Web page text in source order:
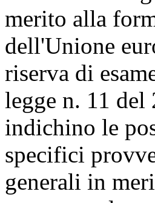
merito alla
dell'Unione
riserva di
legge n. 11 del
indichino le
specifici
generali in